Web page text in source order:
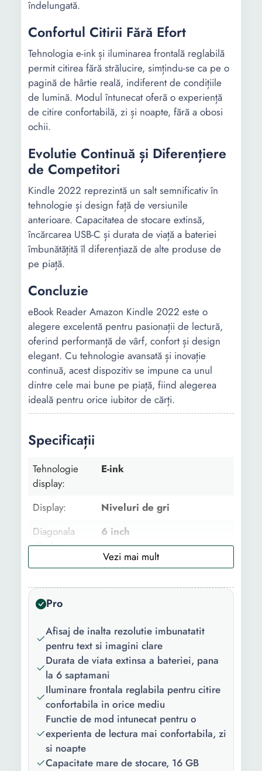
îndelungată.
Confortul Citirii Fără Efort
Tehnologia e-ink și iluminarea frontală reglabilă
permit citirea fără strălucire, simțindu-se ca pe o
pagină de hârtie reală, indiferent de condițiile
de lumină. Modul întunecat oferă o experiență
de citire confortabilă, zi și noapte, fără a obosi
ochii.
Evolutie Continuă și Diferențiere
de Competitori
Kindle 2022 reprezintă un salt semnificativ în
tehnologie și design față de versiunile
anterioare. Capacitatea de stocare extinsă,
încărcarea USB-C și durata de viață a bateriei
îmbunătățită îl diferențiază de alte produse de
pe piață.
Concluzie
eBook Reader Amazon Kindle 2022 este o
alegere excelentă pentru pasionații de lectură,
oferind performanță de vârf, confort și design
elegant. Cu tehnologie avansată și inovație
continuă, acest dispozitiv se impune ca unul
dintre cele mai bune pe piață, fiind alegerea
ideală pentru orice iubitor de cărți.
Specificații
Tehnologie
display:
E-ink
Display:
Niveluri de gri
Diagonala
display:
6 inch
Numar niveluri
de gri:
16
Rezolutie
optica:
Fisiere
suportate:
PDF RTF TXT EPUB HTML
MOBI AZW JPEG GIF PNG
DOCX AZW3 PRC AAX
Conectivitate:
Bluetooth Wi-Fi
Tip USB:
USB Type C
Functii:
Control luminozitate
Pro
Afisaj de inalta rezolutie imbunatatit
pentru text si imagini clare
Durata de viata extinsa a bateriei, pana
la 6 saptamani
Iluminare frontala reglabila pentru citire
confortabila in orice mediu
Functie de mod intunecat pentru o
experienta de lectura mai confortabila, zi
si noapte
Capacitate mare de stocare, 16 GB